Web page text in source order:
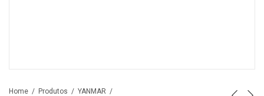
Home Produtos YANMAR